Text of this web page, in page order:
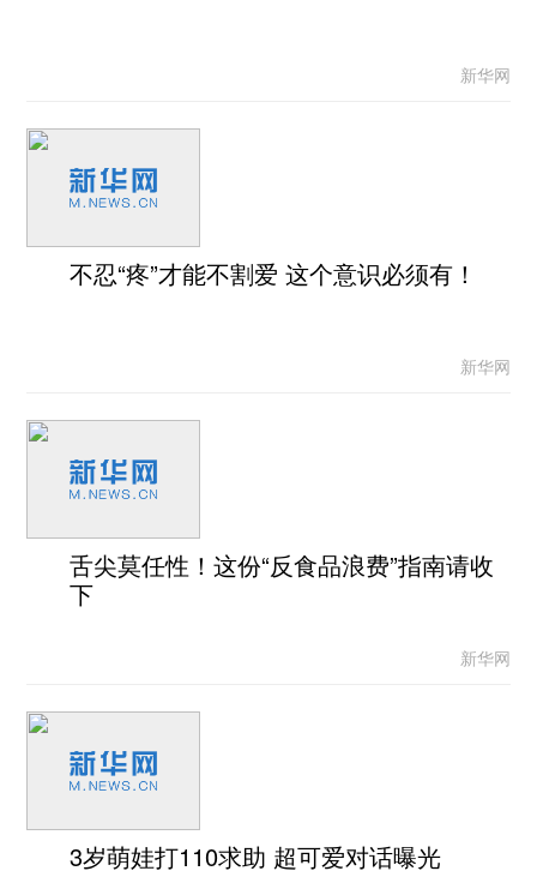
新华网
不忍“疼”才能不割爱 这个意识必须有！
新华网
舌尖莫任性！这份“反食品浪费”指南请收
下
新华网
3岁萌娃打110求助 超可爱对话曝光